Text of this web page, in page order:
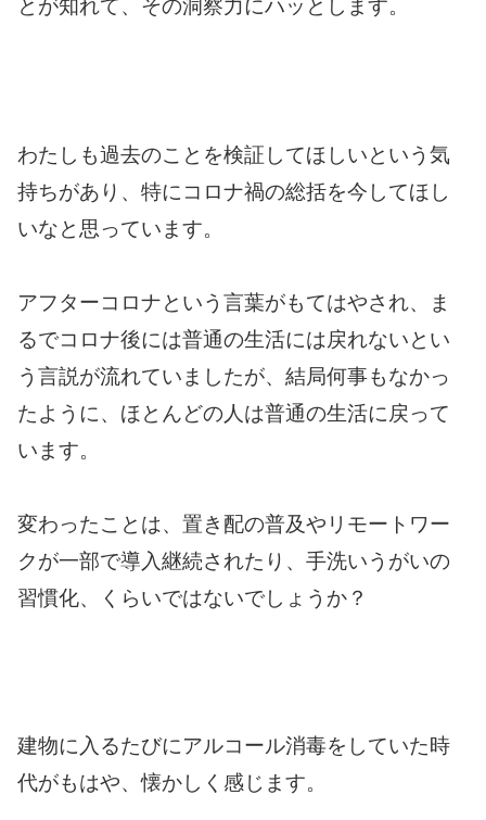
とが知れて、その洞察力にハッとします。
わたしも過去のことを検証してほしいという気
持ちがあり、特にコロナ禍の総括を今してほし
いなと思っています。
アフターコロナという言葉がもてはやされ、ま
るでコロナ後には普通の生活には戻れないとい
う言説が流れていましたが、結局何事もなかっ
たように、ほとんどの人は普通の生活に戻って
います。
変わったことは、置き配の普及やリモートワー
クが一部で導入継続されたり、手洗いうがいの
習慣化、くらいではないでしょうか？
建物に入るたびにアルコール消毒をしていた時
代がもはや、懐かしく感じます。